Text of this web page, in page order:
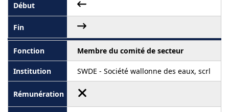
Membre du comité de secteur
SWDE - Société wallonne des eaux, scrl